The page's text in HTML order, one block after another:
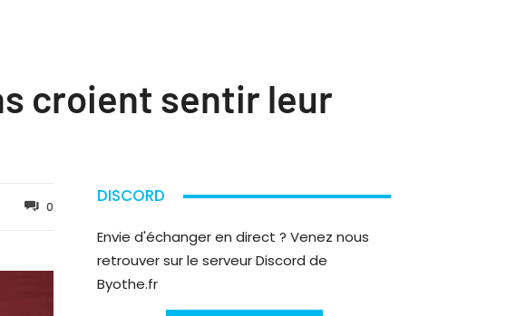
croient sentir leur
0
DISCORD
Envie d'échanger en direct ? Venez nous
retrouver sur le serveur Discord de
Byothe.fr